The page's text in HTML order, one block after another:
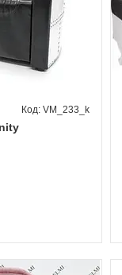
VM_233_k